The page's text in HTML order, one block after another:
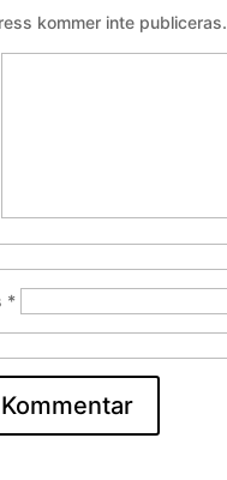
kommer inte publiceras.
*